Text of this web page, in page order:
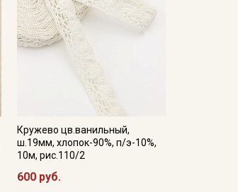
Кружево цв.ванильный,
ш.19мм, хлопок-90%, п/э-10%,
10м, рис.110/2
600 руб.